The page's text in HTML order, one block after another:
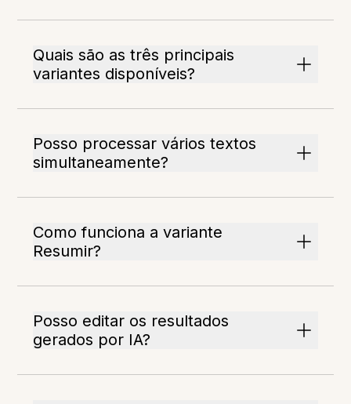
Quais são as três principais
variantes disponíveis?
Posso processar vários textos
simultaneamente?
Como funciona a variante
Resumir?
Posso editar os resultados
gerados por IA?